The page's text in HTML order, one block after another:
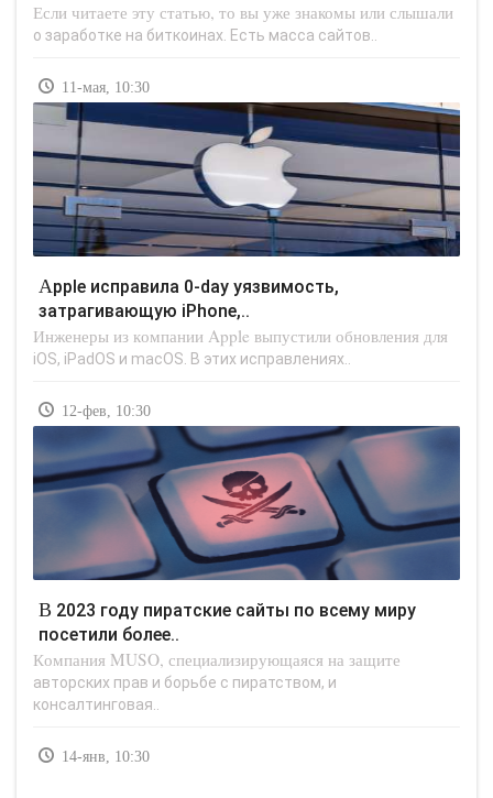
Если читаете эту статью, то вы уже знакомы или слышали
о заработке на биткоинах. Есть масса сайтов..
11-мая, 10:30
Apple исправила 0-day уязвимость,
затрагивающую iPhone,..
Инженеры из компании Apple выпустили обновления для
iOS, iPadOS и macOS. В этих исправлениях..
12-фев, 10:30
В 2023 году пиратские сайты по всему миру
посетили более..
Компания MUSO, специализирующаяся на защите
авторских прав и борьбе с пиратством, и
консалтинговая..
14-янв, 10:30